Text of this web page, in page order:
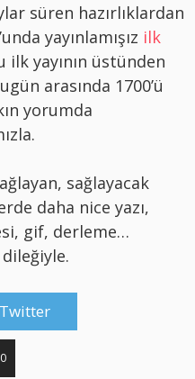
süren hazırlıklardan
yayınlamışız ilk
ilk yayının üstünden
arasında 1700’ü
yorumda
sağlayacak
daha nice yazı,
gif, derleme…
Twitter
0